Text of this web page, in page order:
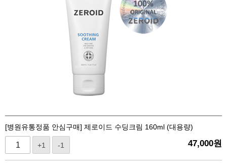
[병원유통정품 안심구매] 제로이드 수딩크림 160ml (대용량)
+1 -1 47,000원